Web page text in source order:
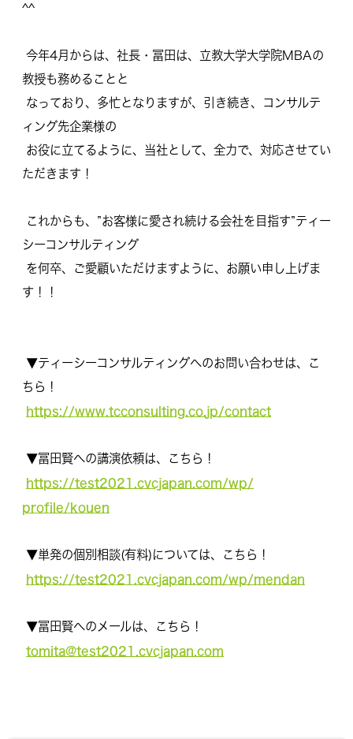
^^
今年4月からは、社長・冨田は、 立教大学大学院MBAの
教授も務めることと
なっており、多忙となりますが、引き続き、
コンサルテ
ィング先企業様の
お役に立てるように、当社として、全力で、 対応させてい
ただきます！
これからも、”お客様に愛され続ける会社を目指す”ティー
シーコンサルティング
を何卒、ご愛顧いただけますように、お願い申し上げま
す！！
▼ティーシーコンサルティングへのお問い合わせは、こ
ちら！
https://www.tcconsulting.co.jp/contact
▼冨田賢への講演依頼は、こちら！
https://test2021.cvcjapan.com/wp/
profile/kouen
▼単発の個別相談(有料)については、こちら！
https://test2021.cvcjapan.com/wp/mendan
▼冨田賢へのメールは、こちら！
tomita@test2021.cvcjapan.com